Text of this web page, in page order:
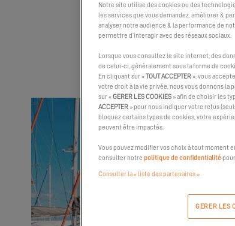
Notre site utilise des cookies ou des
les services que vous demandez, améliorer &
analyser notre audience & la performance de
permettre d’interagir avec des réseaux sociaux.
Lorsque vous consultez le site internet, des
de celui-ci, généralement sous la forme de
En cliquant sur «
TOUT ACCEPTER », vous
votre droit à la vie privée, nous vous donnons
sur «GERER LES COOKIES » afin de choisir les
ACCEPTER » pour nous indiquer votre refus
bloquez certains types de cookies, votre
peuvent être impactés.
Vous pouvez modifier vos choix à tout moment
consulter notre politique de confidentialité
Consulter la « liste des partenaires »
GERER LES